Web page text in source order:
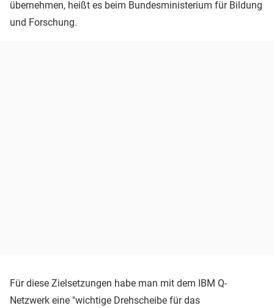
übernehmen, heißt es beim Bundesministerium für Bildung
und Forschung.
Für diese Zielsetzungen habe man mit dem IBM Q-
Netzwerk eine "wichtige Drehscheibe für das